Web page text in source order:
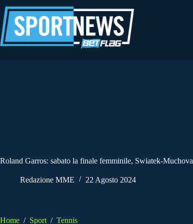
al
contenuto
Roland Garros: sabato la finale femminile, Swiatek-Muchova
Redazione MME 22 Agosto 2024
Home / Sport / Tennis